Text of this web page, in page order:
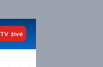
TV živě